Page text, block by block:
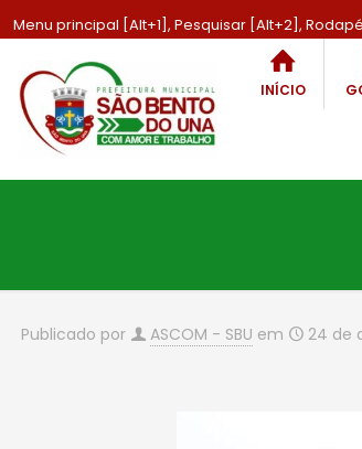
Menu principal [Alt+1], Pesquisar [Alt+2],
INÍCIO
Publicado por ASCOM - SBU em 24 de